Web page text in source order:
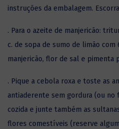
instruções da embalagem.
. Para o azeite de manjericão:
c. de sopa de sumo de limão com
manjericão, flor de sal e pimenta
. Pique a cebola roxa e toste as
antiaderente sem gordura (ou no
cozida e junte também as
flores comestíveis (reserve